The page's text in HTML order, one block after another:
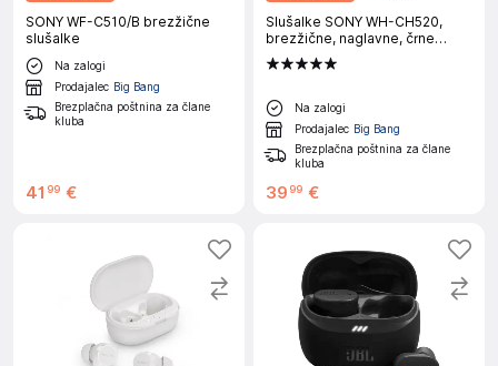
SONY WF-C510/B brezžične
slušalke
Na zalogi
Prodajalec Big Bang
Brezplačna poštnina za člane
kluba
41 99 €
Slušalke SONY WH-CH520,
brezžične, naglavne, črne
(WHCH520B.CE7)
Na zalogi
Prodajalec Big Bang
Brezplačna poštnina za člane
kluba
39 99 €